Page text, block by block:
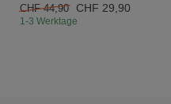
CHF 44,90 CHF 29,90
1-3 Werktage